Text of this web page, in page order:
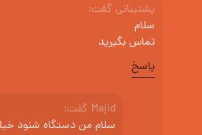
پشتیبانی گفت:
سلام
تماس بگیرید
پاسخ
Majid گفت:
سلام من دستگاه شنود